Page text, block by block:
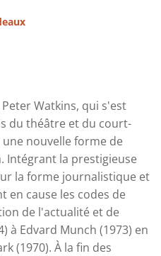
Watkins, qui s'est
du théâtre et du court-
nouvelle forme de
Intégrant la prestigieuse
la forme journalistique et
en cause les codes de
de l'actualité et de
à Edvard Munch (1973) en
(1970). À la fin des